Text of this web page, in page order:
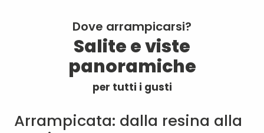
Dove arrampicarsi?
Salite e viste
panoramiche
per tutti i gusti
Arrampicata: dalla resina alla